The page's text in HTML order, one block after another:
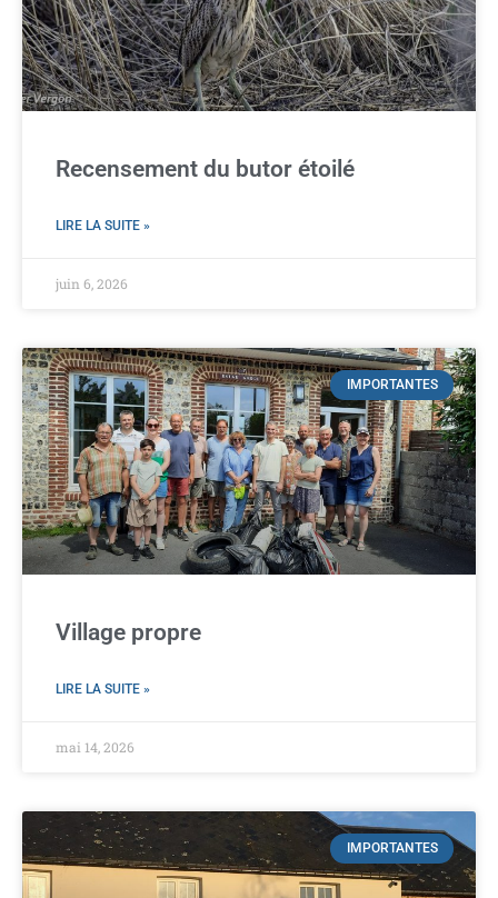
Recensement du butor étoilé
LIRE LA SUITE »
juin 6, 2026
IMPORTANTES
Village propre
LIRE LA SUITE »
mai 14, 2026
IMPORTANTES